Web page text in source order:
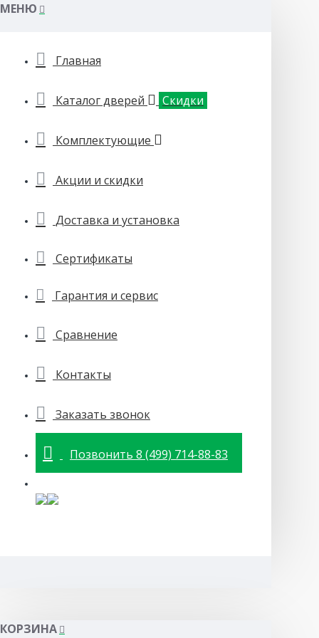
МЕНЮ
Главная
Каталог дверей Скидки
Комплектующие
Акции и скидки
Доставка и установка
Сертификаты
Гарантия и сервис
Сравнение
Контакты
Заказать звонок
Позвонить 8 (499) 714-88-83
КОРЗИНА